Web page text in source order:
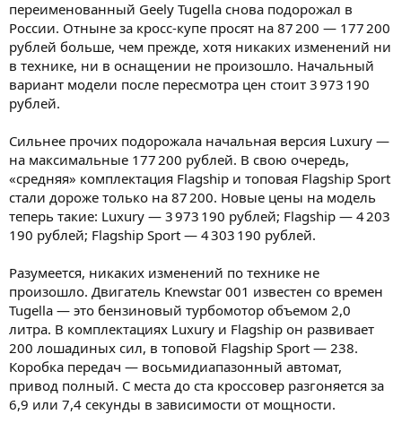
ы
л
а
переименованный Geely Tugella снова подорожал в
России. Отныне за кросс-купе просят на 87 200 — 177 200
рублей больше, чем прежде, хотя никаких изменений ни
в технике, ни в оснащении не произошло. Начальный
вариант модели после пересмотра цен стоит 3 973 190
рублей.
Сильнее прочих подорожала начальная версия Luxury —
на максимальные 177 200 рублей. В свою очередь,
«средняя» комплектация Flagship и топовая Flagship Sport
стали дороже только на 87 200. Новые цены на модель
теперь такие: Luxury — 3 973 190 рублей; Flagship — 4 203
190 рублей; Flagship Sport — 4 303 190 рублей.
Разумеется, никаких изменений по технике не
произошло. Двигатель Knewstar 001 известен со времен
Tugella — это бензиновый турбомотор объемом 2,0
литра. В комплектациях Luxury и Flagship он развивает
200 лошадиных сил, в топовой Flagship Sport — 238.
Коробка передач — восьмидиапазонный автомат,
привод полный. С места до ста кроссовер разгоняется за
6,9 или 7,4 секунды в зависимости от мощности.